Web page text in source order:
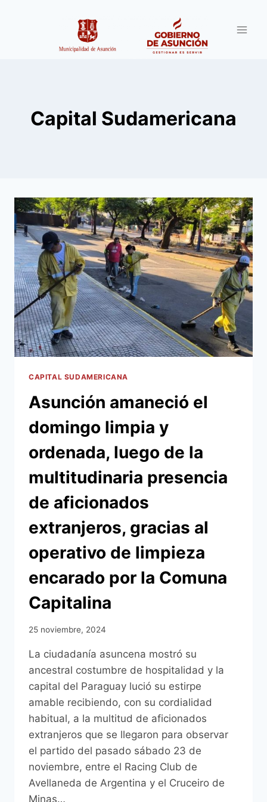
Capital Sudamericana
CAPITAL SUDAMERICANA
Asunción amaneció el
domingo limpia y
ordenada, luego de la
multitudinaria presencia
de aficionados
extranjeros, gracias al
operativo de limpieza
encarado por la Comuna
Capitalina
25 noviembre, 2024
La ciudadanía asuncena mostró su
ancestral costumbre de hospitalidad y la
capital del Paraguay lució su estirpe
amable recibiendo, con su cordialidad
habitual, a la multitud de aficionados
extranjeros que se llegaron para observar
el partido del pasado sábado 23 de
noviembre, entre el Racing Club de
Avellaneda de Argentina y el Cruceiro de
Minas…